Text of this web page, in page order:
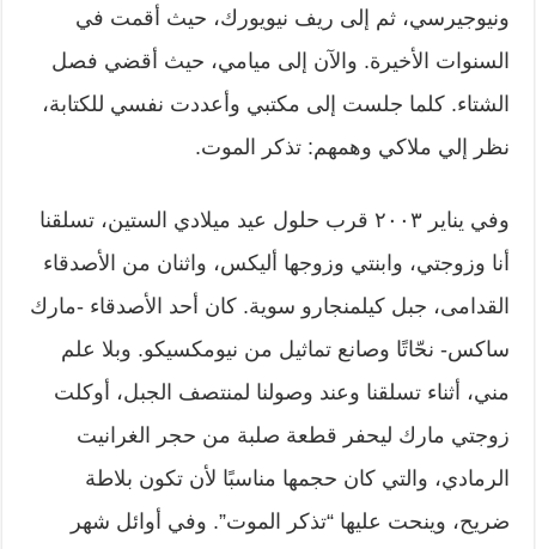
ونيوجيرسي، ثم إلى ريف نيويورك، حيث أقمت في
السنوات الأخيرة. والآن إلى ميامي، حيث أقضي فصل
الشتاء. كلما جلست إلى مكتبي وأعددت نفسي للكتابة،
نظر إلي ملاكي وهمهم: تذكر الموت.
وفي يناير ٢٠٠٣ قرب حلول عيد ميلادي الستين،
تسلقنا
أنا وزوجتي، وابنتي وزوجها أليكس، واثنان من الأصدقاء
القدامى، جبل كيلمنجارو سوية. كان أحد الأصدقاء -مارك
ساكس- نحّاتًا وصانع تماثيل من نيومكسيكو. وبلا علم
مني، أثناء تسلقنا وعند وصولنا لمنتصف الجبل، أوكلت
زوجتي مارك ليحفر قطعة صلبة من حجر الغرانيت
الرمادي، والتي كان حجمها مناسبًا لأن تكون بلاطة
ضريح، وينحت عليها “تذكر الموت”. وفي أوائل شهر